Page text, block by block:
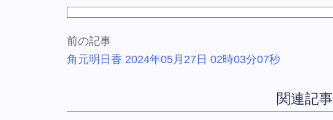
前の記事
角元明日香 2024年05月27日 02時03分07秒
関連記事